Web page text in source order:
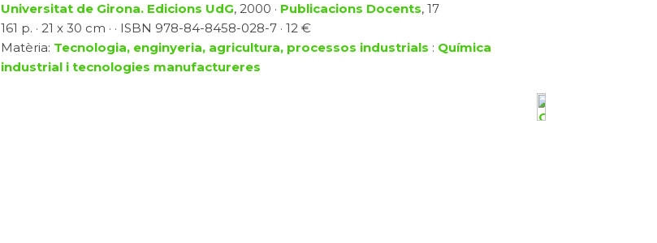
Universitat de Girona. Edicions UdG, 2000 · Publicacions Docents, 17
161 p. · 21 x 30 cm · · ISBN 978-84-8458-028-7 · 12 €
Matèria: Tecnologia, enginyeria, agricultura, processos industrials : Química
industrial i tecnologies manufactureres